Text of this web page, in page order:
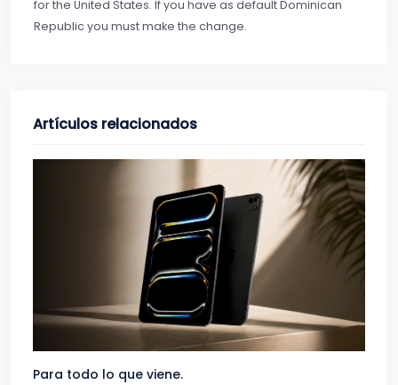
for the United States. If you have as default Dominican
Republic you must make the change.
Artículos relacionados
Para todo lo que viene.